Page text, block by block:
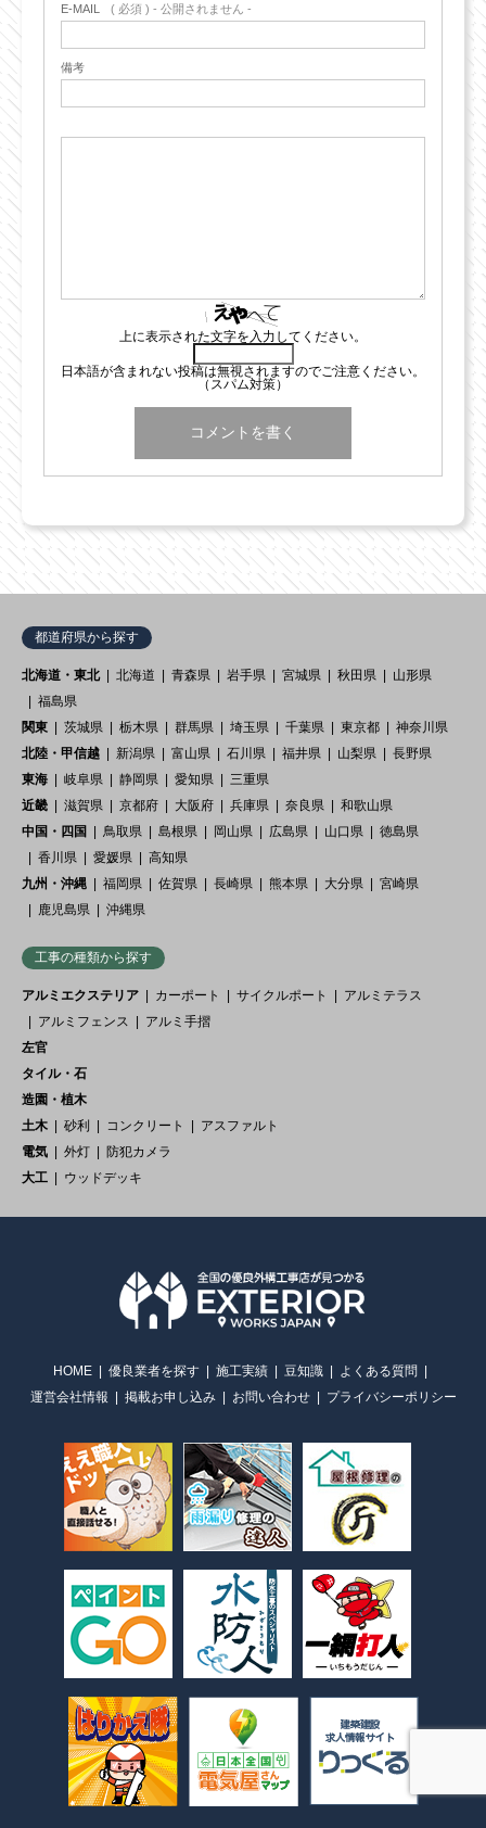
E-MAIL ( 必須 ) - 公開されません -
備考
上に表示された文字を入力してください。
日本語が含まれない投稿は無視されますのでご注意ください。
（スパム対策）
都道府県から探す
北海道・東北 北海道 青森県 岩手県 宮城県 秋田県
山形県
福島県
関東
茨城県 栃木県 群馬県 埼玉県 千葉県 東京都
神奈川県
北陸・甲信越
新潟県 富山県 石川県 福井県 山梨県
長野県
東海
岐阜県 静岡県 愛知県
三重県
近畿
滋賀県 京都府 大阪府 兵庫県 奈良県
和歌山県
中国・四国
鳥取県 島根県 岡山県 広島県 山口県
徳島県
香川県
愛媛県
高知県
九州・沖縄
福岡県 佐賀県 長崎県 熊本県 大分県
宮崎県
鹿児島県
沖縄県
工事の種類から探す
アルミエクステリア カーポート サイクルポート
アルミテラス
アルミフェンス
アルミ手摺
左官
タイル・石
造園・植木
土木
砂利 コンクリート
アスファルト
電気
外灯
防犯カメラ
大工
ウッドデッキ
HOME 優良業者を探す 施工実績 豆知識
よくある質問
運営会社情報
掲載お申し込み お問い合わせ プライバシーポリシー